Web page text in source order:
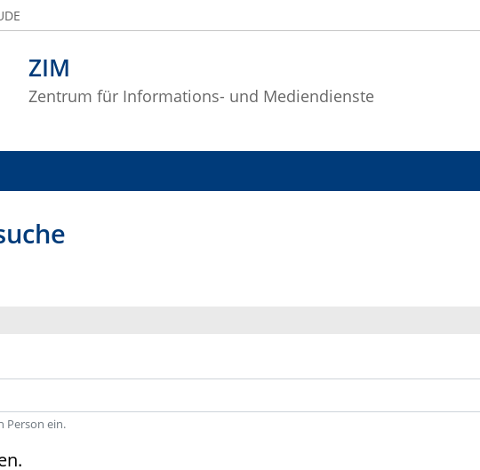
ZIM
Zentrum für Informations- und Mediendienste
Person ein.